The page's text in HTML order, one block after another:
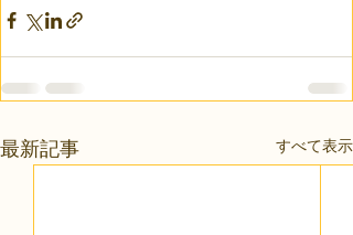
最新記事 すべて表示